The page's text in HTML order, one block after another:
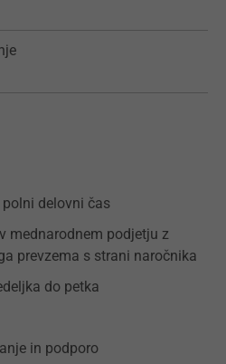
delovni čas
mednarodnem podjetju z
prevzema s strani naročnika
do petka
in podporo